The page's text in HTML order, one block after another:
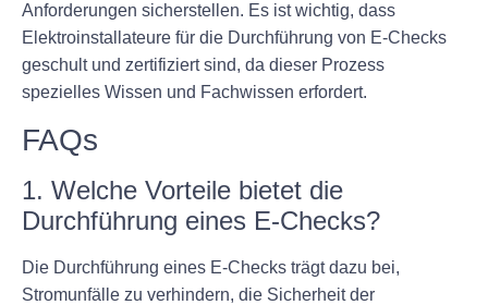
Anforderungen sicherstellen. Es ist wichtig, dass
Elektroinstallateure für die Durchführung von E-Checks
geschult und zertifiziert sind, da dieser Prozess
spezielles Wissen und Fachwissen erfordert.
FAQs
1. Welche Vorteile bietet die
Durchführung eines E-Checks?
Die Durchführung eines E-Checks trägt dazu bei,
Stromunfälle zu verhindern, die Sicherheit der